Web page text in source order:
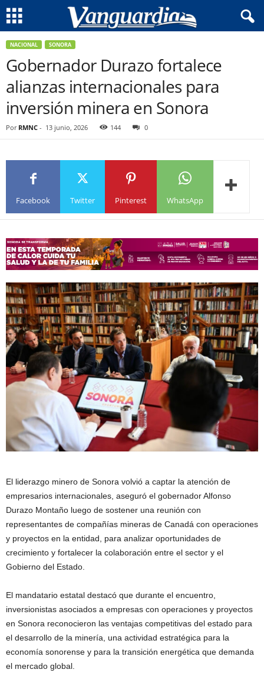
NACIONAL SONORA
Gobernador Durazo fortalece
alianzas internacionales para
inversión minera en Sonora
Por RMNC - 13 junio, 2026 144 0
Facebook Twitter Pinterest WhatsApp
El liderazgo minero de Sonora volvió a captar la atención de
empresarios internacionales, aseguró el gobernador Alfonso
Durazo Montaño luego de sostener una reunión con
representantes de compañías mineras de Canadá con operaciones
y proyectos en la entidad, para analizar oportunidades de
crecimiento y fortalecer la colaboración entre el sector y el
Gobierno del Estado.
El mandatario estatal destacó que durante el encuentro,
inversionistas asociados a empresas con operaciones y proyectos
en Sonora reconocieron las ventajas competitivas del estado para
el desarrollo de la minería, una actividad estratégica para la
economía sonorense y para la transición energética que demanda
el mercado global.